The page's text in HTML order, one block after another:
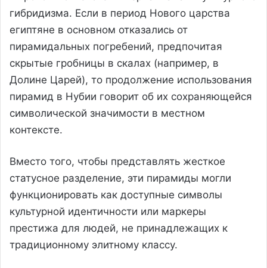
гибридизма. Если в период Нового царства
египтяне в основном отказались от
пирамидальных погребений, предпочитая
скрытые гробницы в скалах (например, в
Долине Царей), то продолжение использования
пирамид в Нубии говорит об их сохраняющейся
символической значимости в местном
контексте.
Вместо того, чтобы представлять жесткое
статусное разделение, эти пирамиды могли
функционировать как доступные символы
культурной идентичности или маркеры
престижа для людей, не принадлежащих к
традиционному элитному классу.